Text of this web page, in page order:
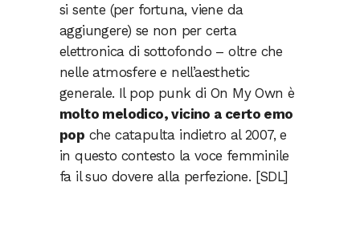
si sente (per fortuna, viene da
aggiungere) se non per certa
elettronica di sottofondo – oltre che
nelle atmosfere e nell’aesthetic
generale. Il pop punk di On My Own è
molto melodico, vicino a certo emo
pop che catapulta indietro al 2007, e
in questo contesto la voce femminile
fa il suo dovere alla perfezione. [SDL]